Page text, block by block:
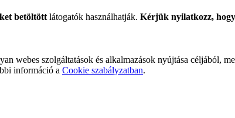
betöltött látogatók használhatják. Kérjük nyilatkozz,
webes szolgáltatások és alkalmazások nyújtása céljából,
információ a Cookie szabályzatban.